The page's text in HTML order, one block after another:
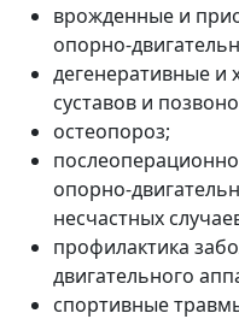
врожденные и
опорно-
дегенеративные и
суставов и
остеопороз;
опорно-
несчастных
профилактика
двигательного
спортивные